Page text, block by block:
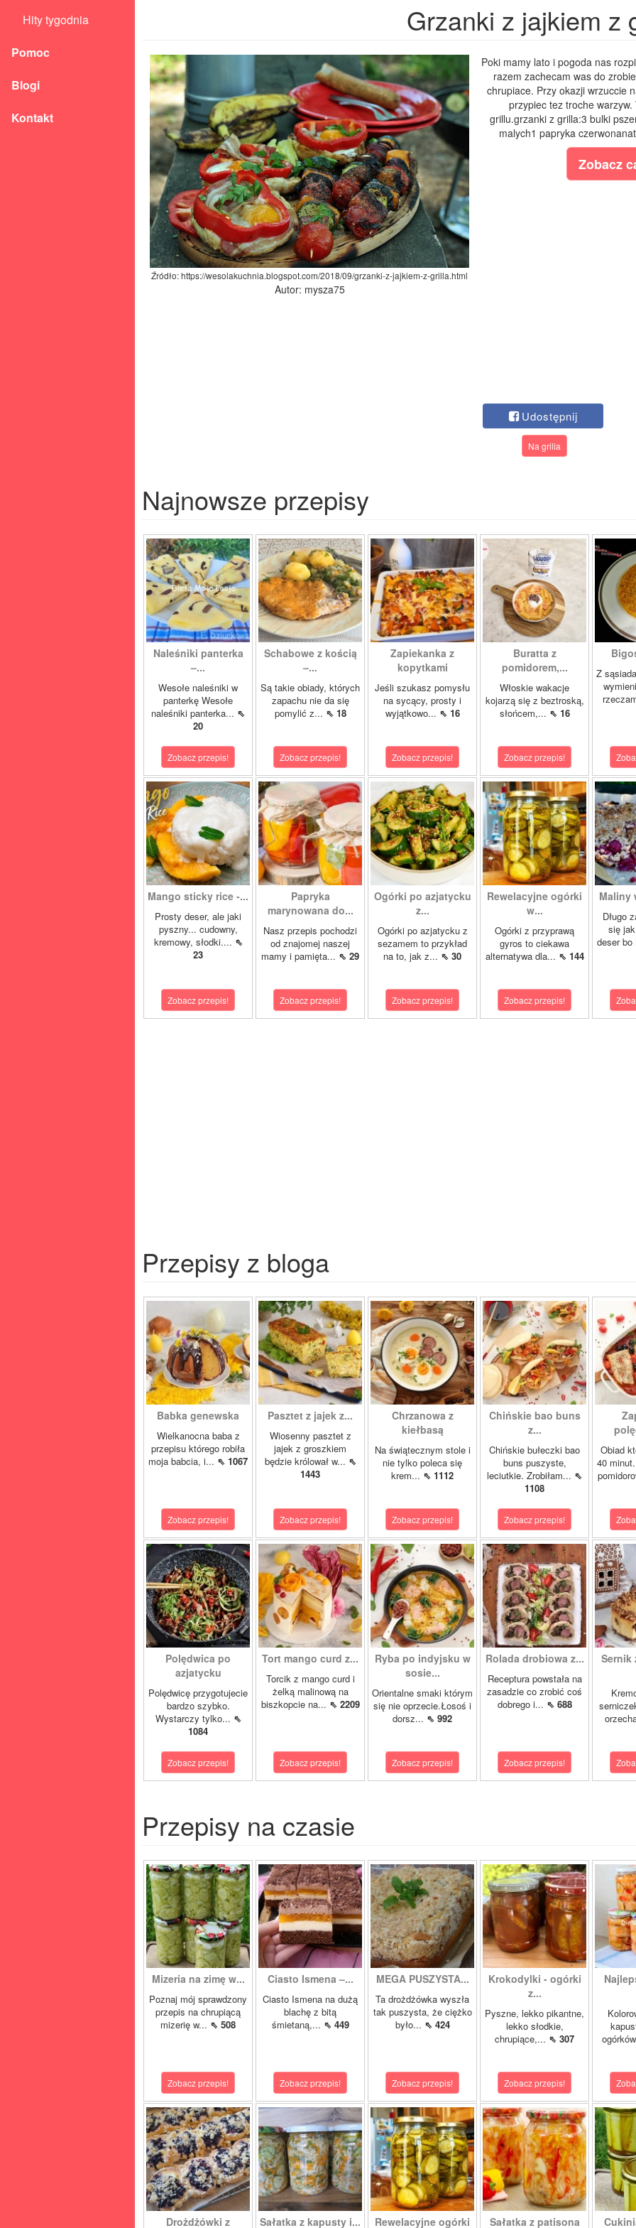
Hity tygodnia
Pomoc
Blogi
Kontakt
Grzanki z jajkiem z
Źródło: https://wesolakuchnia.blogspot.com/2018/09/grzanki-z-jajkiem-z-grilla.html
Autor: mysza75
Poki mamy lato i pogoda nas
razem zachecam was do
chrupiace. Przy okazji wrzuccie
przypiec tez troche
grillu.grzanki z grilla:3 bulki
malych1 papryka
Zobacz
Udostępnij
Na grilla
Najnowsze przepisy
Naleśniki panterka
–...
Wesołe naleśniki w
panterkę Wesołe
naleśniki panterka... ⇖
20
Zobacz przepis!
Schabowe z kością
–...
Są takie obiady, których
zapachu nie da się
pomylić z... ⇖ 18
Zobacz przepis!
Zapiekanka z
kopytkami
Jeśli szukasz pomysłu
na sycący, prosty i
wyjątkowo... ⇖ 16
Zobacz przepis!
Buratta z
pomidorem,...
Włoskie wakacje
kojarzą się z beztroską,
słońcem,... ⇖ 16
Zobacz przepis!
Z
Mango sticky rice -...
Prosty deser, ale jaki
pyszny... cudowny,
kremowy, słodki.... ⇖
23
Zobacz przepis!
Papryka
marynowana do...
Nasz przepis pochodzi
od znajomej naszej
mamy i pamięta... ⇖ 29
Zobacz przepis!
Ogórki po azjatycku
z...
Ogórki po azjatycku z
sezamem to przykład
na to, jak z... ⇖ 30
Zobacz przepis!
Rewelacyjne ogórki
w...
Ogórki z przyprawą
gyros to ciekawa
alternatywa dla... ⇖ 144
Zobacz przepis!
Maliny
Długo
się
deser bo
Przepisy z bloga
Babka genewska
Wielkanocna baba z
przepisu którego robiła
moja babcia, i... ⇖ 1067
Zobacz przepis!
Pasztet z jajek z...
Wiosenny pasztet z
jajek z groszkiem
będzie królował w... ⇖
1443
Zobacz przepis!
Chrzanowa z
kiełbasą
Na świątecznym stole i
nie tylko poleca się
krem... ⇖ 1112
Zobacz przepis!
Chińskie bao buns
z...
Chińskie bułeczki bao
buns puszyste,
leciutkie. Zrobiłam... ⇖
1108
Zobacz przepis!
Obiad
40
Polędwica po
azjatycku
Polędwicę przygotujecie
bardzo szybko.
Wystarczy tylko... ⇖
1084
Zobacz przepis!
Tort mango curd z...
Torcik z mango curd i
żelką malinową na
biszkopcie na... ⇖ 2209
Zobacz przepis!
Ryba po indyjsku w
sosie...
Orientalne smaki którym
się nie oprzecie.Łosoś i
dorsz... ⇖ 992
Zobacz przepis!
Rolada drobiowa z...
Receptura powstała na
zasadzie co zrobić coś
dobrego i... ⇖ 688
Zobacz przepis!
Sernik
Przepisy na czasie
Mizeria na zimę w...
Poznaj mój sprawdzony
przepis na chrupiącą
mizerię w... ⇖ 508
Zobacz przepis!
Ciasto Ismena –...
Ciasto Ismena na dużą
blachę z bitą
śmietaną,... ⇖ 449
Zobacz przepis!
MEGA PUSZYSTA...
Ta drożdżówka wyszła
tak puszysta, że ciężko
było... ⇖ 424
Zobacz przepis!
Krokodylki - ogórki
z...
Pyszne, lekko pikantne,
lekko słodkie,
chrupiące,... ⇖ 307
Zobacz przepis!
Drożdżówki z Sałatka z kapusty i... Rewelacyjne ogórki Sałatka z patisona